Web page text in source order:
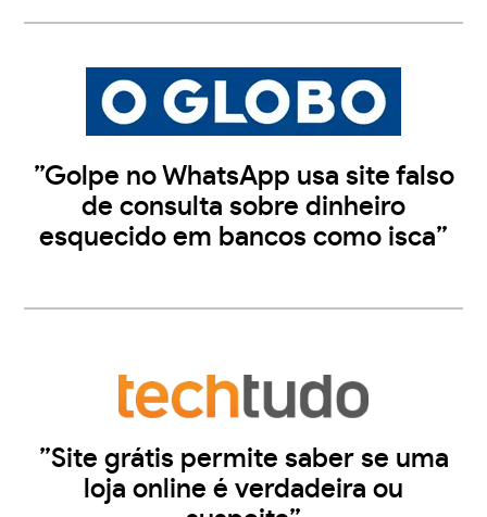
”Golpe no WhatsApp usa site falso
de consulta sobre dinheiro
esquecido em bancos como isca”
”Site grátis permite saber se uma
loja online é verdadeira ou